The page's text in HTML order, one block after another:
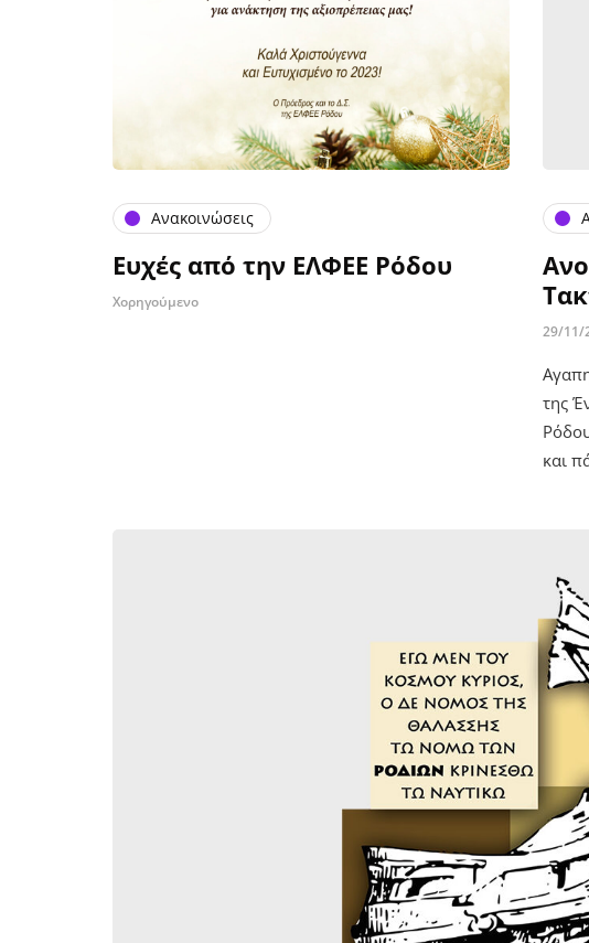
Ανακοινώσεις
Ευχές από την ΕΛΦΕΕ Ρόδου
Χορηγούμενο
29/11/
της
και